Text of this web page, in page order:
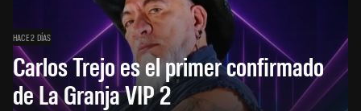
HACE 2 DÍAS
Carlos Trejo es el primer confirmado
de La Granja VIP 2